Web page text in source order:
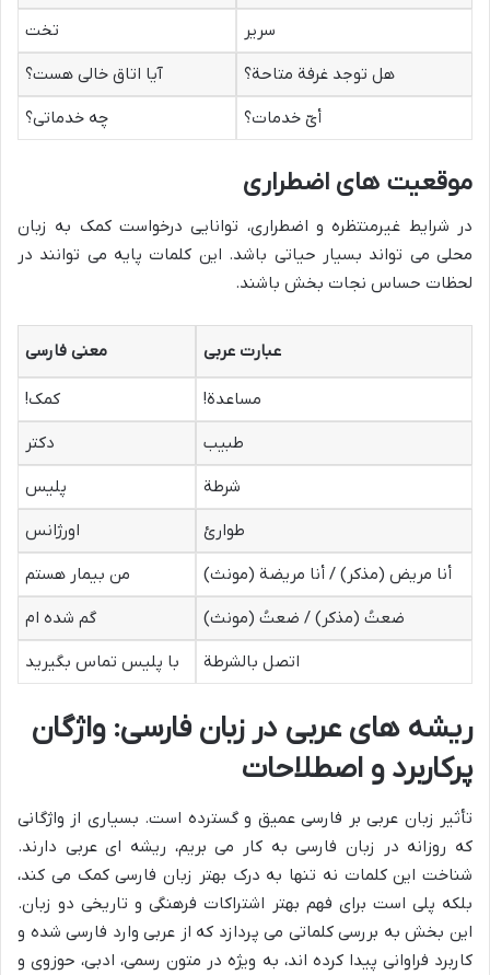
سریر
تخت
هل توجد غرفة متاحة؟
آیا اتاق خالی هست؟
أیّ خدمات؟
چه خدماتی؟
موقعیت های اضطراری
در شرایط غیرمنتظره و اضطراری، توانایی درخواست کمک به زبان
محلی می تواند بسیار حیاتی باشد. این کلمات پایه می توانند در
لحظات حساس نجات بخش باشند.
عبارت عربی معنی فارسی
مساعدة!
کمک!
طبیب
دکتر
شرطة
پلیس
طوارئ
اورژانس
أنا مریض (مذکر) / أنا مریضة (مونث)
من بیمار هستم
ضعتُ (مذکر) / ضعتُ (مونث)
گم شده ام
اتصل بالشرطة
با پلیس تماس بگیرید
ریشه های عربی در زبان فارسی: واژگان
پرکاربرد و اصطلاحات
تأثیر زبان عربی بر فارسی عمیق و گسترده است. بسیاری از واژگانی
که روزانه در زبان فارسی به کار می بریم، ریشه ای عربی دارند.
شناخت این کلمات نه تنها به درک بهتر زبان فارسی کمک می کند،
بلکه پلی است برای فهم بهتر اشتراکات فرهنگی و تاریخی دو زبان.
این بخش به بررسی کلماتی می پردازد که از عربی وارد فارسی شده و
کاربرد فراوانی پیدا کرده اند، به ویژه در متون رسمی، ادبی، حوزوی و